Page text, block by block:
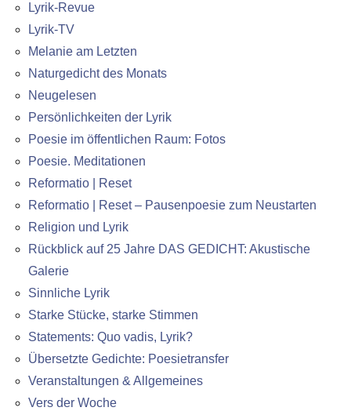
Lyrik-Revue
Lyrik-TV
Melanie am Letzten
Naturgedicht des Monats
Neugelesen
Persönlichkeiten der Lyrik
Poesie im öffentlichen Raum: Fotos
Poesie. Meditationen
Reformatio | Reset
Reformatio | Reset – Pausenpoesie zum Neustarten
Religion und Lyrik
Rückblick auf 25 Jahre DAS GEDICHT: Akustische
Galerie
Sinnliche Lyrik
Starke Stücke, starke Stimmen
Statements: Quo vadis, Lyrik?
Übersetzte Gedichte: Poesietransfer
Veranstaltungen & Allgemeines
Vers der Woche